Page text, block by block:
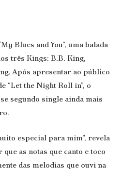
My Blues and You”, uma balada
três Kings: B.B. King,
Após apresentar ao público
“Let the Night Roll in”, o
segundo single ainda mais
especial para mim", revela
as notas que canto e toco
das melodias que ouvi na